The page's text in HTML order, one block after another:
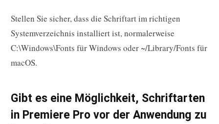
Stellen Sie sicher, dass die Schriftart im richtigen
Systemverzeichnis installiert ist, normalerweise
C:\Windows\Fonts für Windows oder ~/Library/Fonts für
macOS.
Gibt es eine Möglichkeit, Schriftarten
in Premiere Pro vor der Anwendung zu